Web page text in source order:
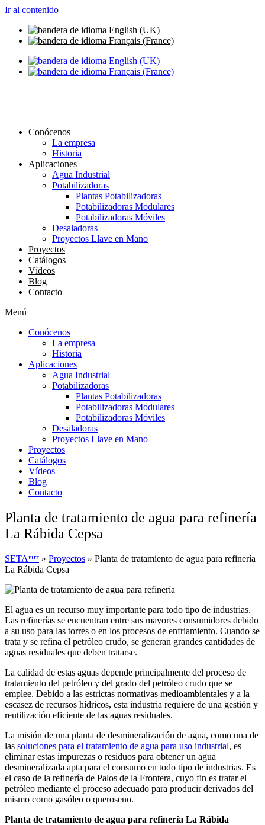
Ir al contenido
Conócenos
La empresa
Historia
Aplicaciones
Agua Industrial
Potabilizadoras
Plantas Potabilizadoras
Potabilizadoras Modulares
Potabilizadoras Móviles
Desaladoras
Proyectos Llave en Mano
Proyectos
Catálogos
Vídeos
Blog
Contacto
Menú
Conócenos
La empresa
Historia
Aplicaciones
Agua Industrial
Potabilizadoras
Plantas Potabilizadoras
Potabilizadoras Modulares
Potabilizadoras Móviles
Desaladoras
Proyectos Llave en Mano
Proyectos
Catálogos
Vídeos
Blog
Contacto
Planta de tratamiento de agua para refinería
La Rábida Cepsa
SETAᴾᴴᵀ » Proyectos » Planta de tratamiento de agua para refinería
La Rábida Cepsa
El agua es un recurso muy importante para todo tipo de industrias.
Las refinerías se encuentran entre sus mayores consumidores debido
a su uso para las torres o en los procesos de enfriamiento. Cuando se
trata y se refina el petróleo crudo, se generan grandes cantidades de
aguas residuales que deben tratarse.
La calidad de estas aguas depende principalmente del proceso de
tratamiento del petróleo y del grado del petróleo crudo que se
emplee. Debido a las estrictas normativas medioambientales y a la
escasez de recursos hídricos, esta industria requiere de una gestión y
reutilización eficiente de las aguas residuales.
La misión de una planta de desmineralización de agua, como una de
las soluciones para el tratamiento de agua para uso industrial, es
eliminar estas impurezas o residuos para obtener un agua
desmineralizada apta para el consumo en todo tipo de industrias. Es
el caso de la refinería de Palos de la Frontera, cuyo fin es tratar el
petróleo mediante el proceso adecuado para producir derivados del
mismo como gasóleo o queroseno.
Planta de tratamiento de agua para refinería La Rábida